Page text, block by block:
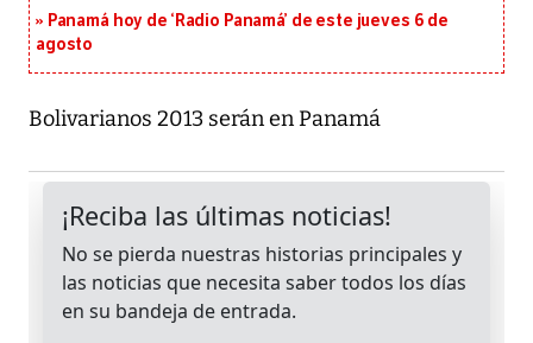
Panamá hoy de ‘Radio Panamá’ de este jueves 6 de
agosto
Bolivarianos 2013 serán en Panamá